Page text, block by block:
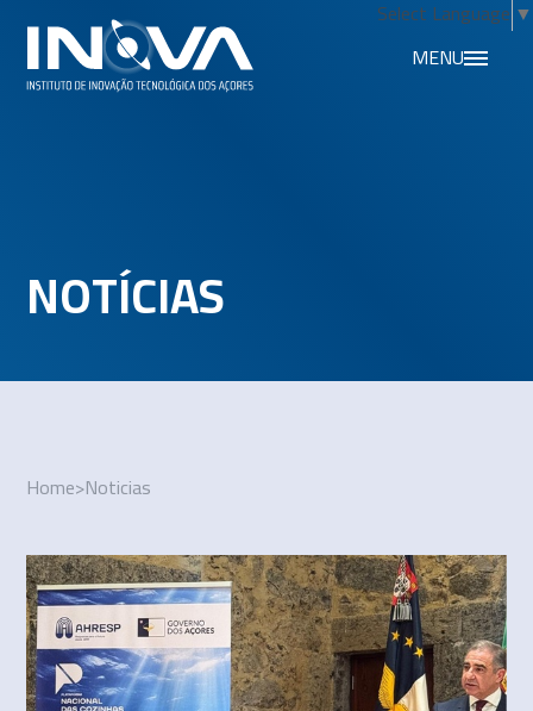
Select Language ▼
MENU
NOTÍCIAS
Home>Noticias